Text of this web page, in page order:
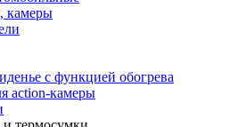
камеры
с функцией обогрева
action-камеры